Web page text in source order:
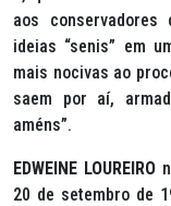
aos conservadores
ideias “senis” em
mais nocivas ao
saem por aí,
améns”.
EDWEINE LOUREIRO
20 de setembro de